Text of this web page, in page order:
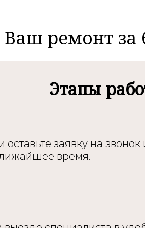
Ваш ремонт за
Этапы
заявку на
время.